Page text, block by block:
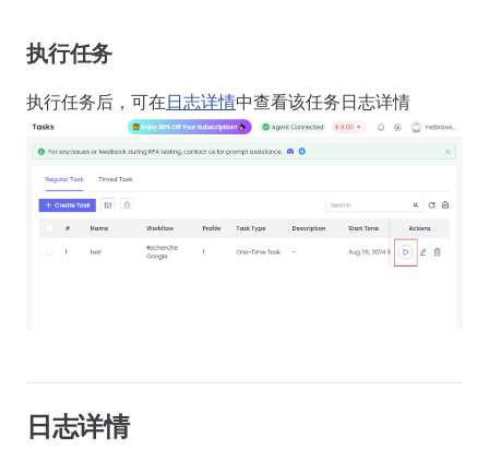
执行任务
执行任务后，可在日志详情中查看该任务日志详情
日志详情